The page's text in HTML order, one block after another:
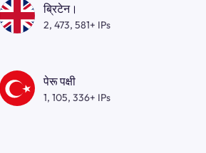
ब्रिटेन।
2, 473, 581+ IPs
पेरू पक्षी
1, 105, 336+ IPs